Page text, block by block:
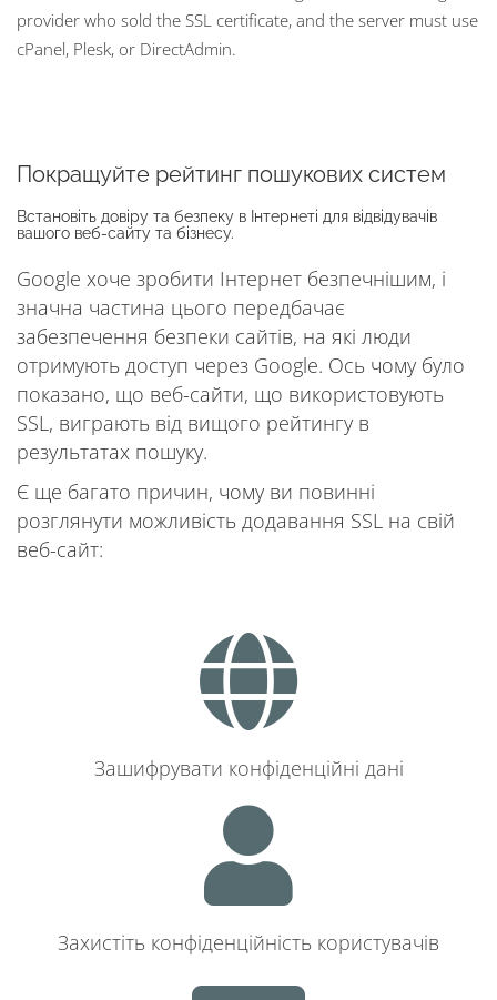
provider who sold the SSL certificate, and the server must use
cPanel, Plesk, or DirectAdmin.
Покращуйте рейтинг пошукових систем
Встановіть довіру та безпеку в Інтернеті для відвідувачів
вашого веб-сайту та бізнесу.
Google хоче зробити Інтернет безпечнішим, і
значна частина цього передбачає
забезпечення безпеки сайтів, на які люди
отримують доступ через Google. Ось чому було
показано, що веб-сайти, що використовують
SSL, виграють від вищого рейтингу в
результатах пошуку.
Є ще багато причин, чому ви повинні
розглянути можливість додавання SSL на свій
веб-сайт:
Зашифрувати конфіденційні дані
Захистіть конфіденційність користувачів